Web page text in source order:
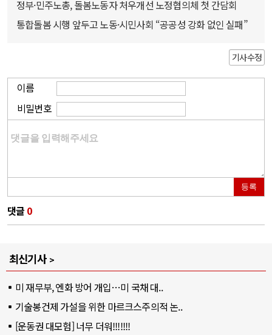
정부·민주노총, 돌봄노동자 처우개선 노정협의체 첫 간담회
통합돌봄 시행 앞두고 노동·시민사회 “공공성 강화 없인 실패”
기사수정
이름
비밀번호
등록
댓글 0
최신기사
미 재무부, 엔화 방어 개입…미 국채 대..
기술봉건제 가설을 위한 마르크스주의적 논..
[운동권 대모험] 너무 더워!!!!!!!